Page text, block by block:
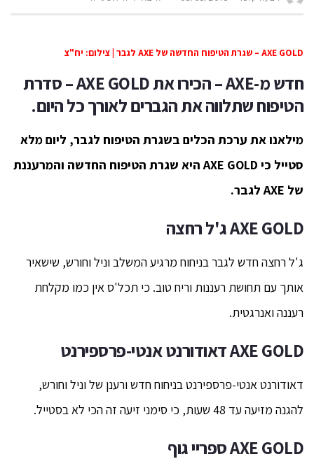
AXE GOLD – שגרת הטיפוח החדשה של AXE לגבר | צילום: יח"צ
חדש מ-AXE – הכירו את AXE GOLD – סדרת
הטיפוח שתלווה את הגברים לאורך כל היום.
מילאנו את ערכת הכלים בשגרת הטיפוח לגבר, ליום מלא
סטייל כי AXE GOLD היא שגרת הטיפוח החדשה והמרעננת
של AXE לגבר.
AXE GOLDג'ל רחצה
ג'ל רחצה חדש לגבר בניחוח מרגיע המשלב וניל וחורש, שישאיר
אותך עם תחושת רעננות וריח טוב. כי תכל'ס אין כמו מקלחת
רעננה ואנרגטית.
AXE GOLDדאודורנט אנטי-פרספירנט
דאודורנט אנטי-פרספירנט בניחוח חדש ורענן של וניל וחורש,
להגנה מזיעה עד 48 שעות, כי סימני זיעה זה הכי לא בסטייל.
AXEGOLD ספריי גוף